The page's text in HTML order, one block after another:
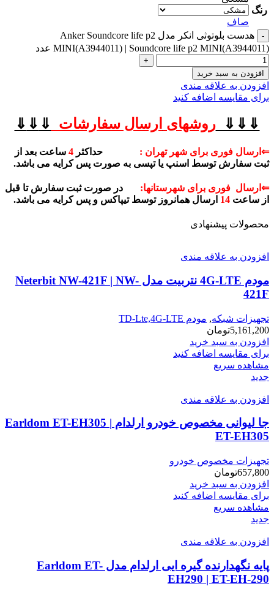
رنگ
صاف
هدست بلوتوثی انکر مدل Anker Soundcore life p2
MINI(A3944011) | Soundcore life p2 MINI(A3944011) عدد
افزودن به سبد خرید
افزودن به علاقه مندی
برای مقایسه اضافه کنید
⇓⇓⇓روشهای ارسال سفارشات ⇓
⇓
⇓
⇐ارسال فوری برای شهر تهران : حداکثر 4 ساعت بعد از
ثبت سفارش توسط اسنپ یا تپسی به صورت پس کرایه می باشد.
⇐ارسال فوری برای شهرستانها: در صورت ثبت سفارش تا قبل
از ساعت 14 ارسال همانروز توسط تیپاکس و پس کرایه می باشد.
محصولات پیشنهادی
افزودن به علاقه مندی
مودم 4G-LTE نتربیت مدل Neterbit NW-421F | NW-
421F
تجهیزات شبکه, مودم TD-Lte,4G-LTE
5,161,200تومان
افزودن به سبد خرید
برای مقایسه اضافه کنید
مشاهده سریع
جدید
افزودن به علاقه مندی
جا لیوانی مخصوص خودرو ارلدام Earldom ET-EH305 |
ET-EH305
تجهیزات مخصوص خودرو
657,800تومان
افزودن به سبد خرید
برای مقایسه اضافه کنید
مشاهده سریع
جدید
افزودن به علاقه مندی
پایه نگهدارنده گیره ایی ارلدام مدل Earldom ET-
EH290 | ET-EH-290